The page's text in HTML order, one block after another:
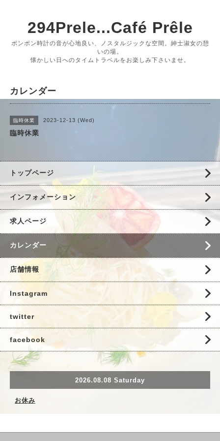
294Prele...Café Prêle
ボンボン時計の音が心地良い、ノスタルジックな空間。紳士淑女の憩
いの場。
懐かしい日へのタイムトラベルをお楽しみ下さいませ。
カレンダー
臨時休業 2023-12-13 (Wed)
臨時休業
トップページ
インフォメーション
求人ページ
カレンダー
店舗情報
Instagram
twitter
facebook
2026.08.08 Saturday
お休み